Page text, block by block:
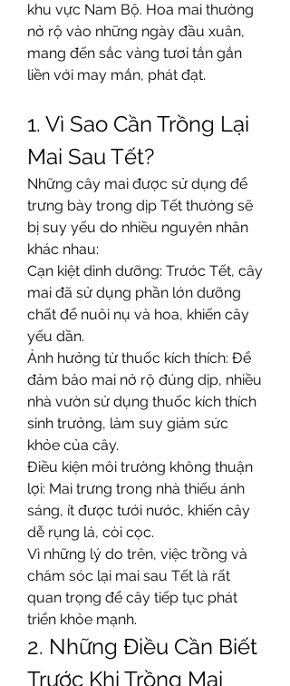
khu vực Nam Bộ. Hoa mai thường
nở rộ vào những ngày đầu xuân,
mang đến sắc vàng tươi tắn gắn
liền với may mắn, phát đạt.
1. Vì Sao Cần Trồng Lại
Mai Sau Tết?
Những cây mai được sử dụng để
trưng bày trong dịp Tết thường sẽ
bị suy yếu do nhiều nguyên nhân
khác nhau:
Cạn kiệt dinh dưỡng: Trước Tết, cây
mai đã sử dụng phần lớn dưỡng
chất để nuôi nụ và hoa, khiến cây
yếu dần.
Ảnh hưởng từ thuốc kích thích: Để
đảm bảo mai nở rộ đúng dịp, nhiều
nhà vườn sử dụng thuốc kích thích
sinh trưởng, làm suy giảm sức
khỏe của cây.
Điều kiện môi trường không thuận
lợi: Mai trưng trong nhà thiếu ánh
sáng, ít được tưới nước, khiến cây
dễ rụng lá, còi cọc.
Vì những lý do trên, việc trồng và
chăm sóc lại mai sau Tết là rất
quan trọng để cây tiếp tục phát
triển khỏe mạnh.
2. Những Điều Cần Biết
Trước Khi Trồng Mai